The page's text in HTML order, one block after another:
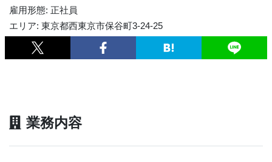
雇用形態: 正社員
エリア: 東京都西東京市保谷町3-24-25
業務内容